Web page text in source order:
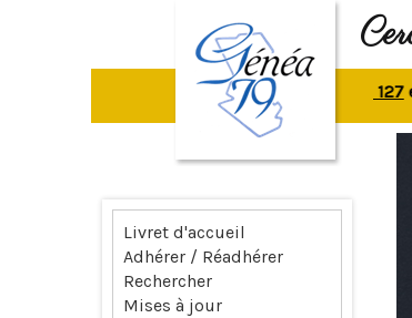
La revue n° 127 est
Livret d'accueil
Adhérer / Réadhérer
Rechercher
Mises à jour